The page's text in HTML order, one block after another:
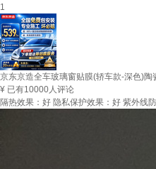
1
京东京造全车玻璃窗贴膜(轿车款-深色)
¥ 已有10000人评论
隔热效果：好 隐私保护效果：好 紫外线